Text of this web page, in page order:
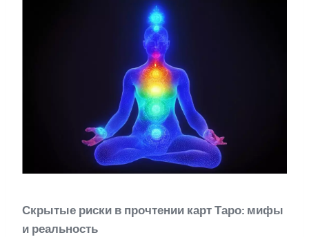
Скрытые риски в прочтении карт Таро: мифы
и реальность